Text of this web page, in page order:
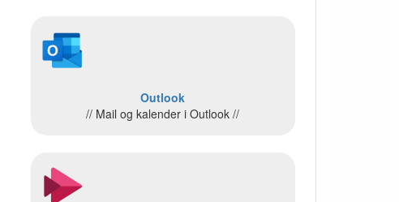
Outlook
// Mail og kalender i Outlook //